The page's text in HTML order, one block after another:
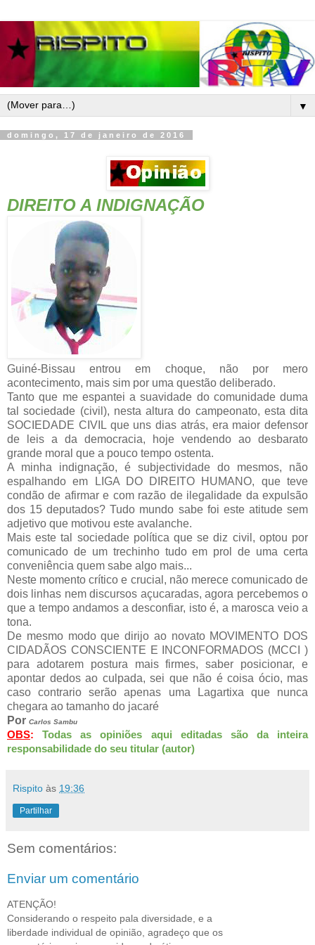
▼
domingo, 17 de janeiro de 2016
DIREITO A INDIGNAÇÃO
Guiné-Bissau entrou em choque, não por mero
acontecimento, mais sim por uma questão deliberado.
Tanto que me espantei a suavidade do comunidade duma
tal sociedade (civil), nesta altura do campeonato, esta dita
SOCIEDADE CIVIL que uns dias atrás, era maior defensor
de leis a da democracia, hoje vendendo ao desbarato
grande moral que a pouco tempo ostenta.
A minha indignação, é subjectividade do mesmos, não
espalhando em LIGA DO DIREITO HUMANO, que teve
condão de afirmar e com razão de ilegalidade da expulsão
dos 15 deputados? Tudo mundo sabe foi este atitude sem
adjetivo que motivou este avalanche.
Mais este tal sociedade política que se diz civil, optou por
comunicado de um trechinho tudo em prol de uma certa
conveniência quem sabe algo mais...
Neste momento crítico e crucial, não merece comunicado de
dois linhas nem discursos açucaradas, agora percebemos o
que a tempo andamos a desconfiar, isto é, a marosca veio a
tona.
De mesmo modo que dirijo ao novato MOVIMENTO DOS
CIDADÃOS CONSCIENTE E INCONFORMADOS (MCCI )
para adotarem postura mais firmes, saber posicionar, e
apontar dedos ao culpada, sei que não é coisa ócio, mas
caso contrario serão apenas uma
Lagartixa que nunca
chegara ao tamanho do jacaré
Por Carlos Sambu
OBS:
Todas as opiniões aqui editadas são da inteira
responsabilidade do seu titular (autor)
Rispito às 19:36
Partilhar
Sem comentários:
Enviar um comentário
ATENÇÃO!
Considerando o respeito pala diversidade, e a
liberdade individual de opinião, agradeço que os